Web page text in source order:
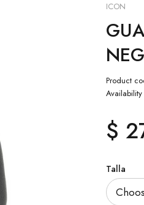
ICON
Product
Availability
$
Talla